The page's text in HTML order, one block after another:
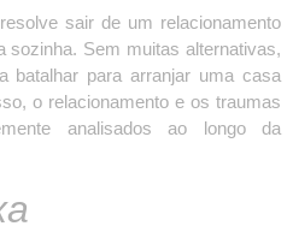
sair de um relacionamento
sozinha. Sem muitas alternativas,
batalhar para arranjar uma casa
o relacionamento e os traumas
analisados ao longo da